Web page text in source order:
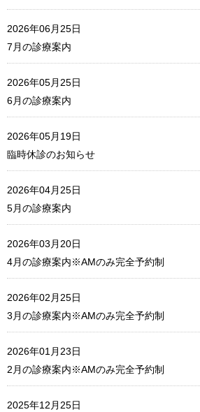
2026年06月25日
7月の診療案内
2026年05月25日
6月の診療案内
2026年05月19日
臨時休診のお知らせ
2026年04月25日
5月の診療案内
2026年03月20日
4月の診療案内※AMのみ完全予約制
2026年02月25日
3月の診療案内※AMのみ完全予約制
2026年01月23日
2月の診療案内※AMのみ完全予約制
2025年12月25日